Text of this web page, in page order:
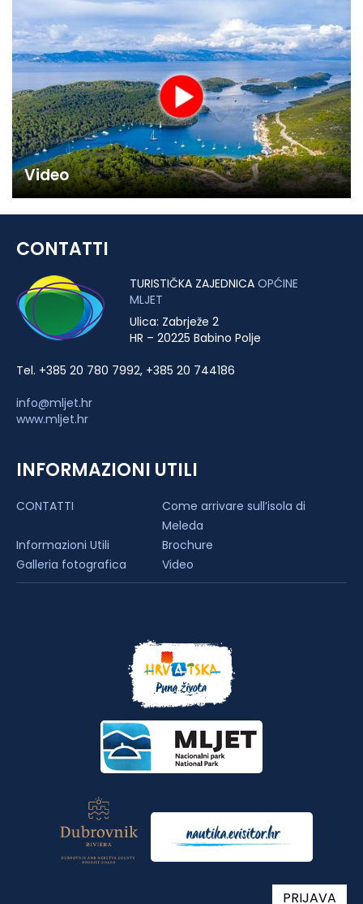
Video
CONTATTI
TURISTIČKA ZAJEDNICA OPĆINE
MLJET
Ulica: Zabrježe 2
HR – 20225 Babino Polje
Tel. +385 20 780 7992, +385 20 744186
info@mljet.hr
www.mljet.hr
INFORMAZIONI UTILI
CONTATTI
Come arrivare sull’isola di
Meleda
Informazioni Utili
Brochure
Galleria fotografica
Video
PRIJAVA